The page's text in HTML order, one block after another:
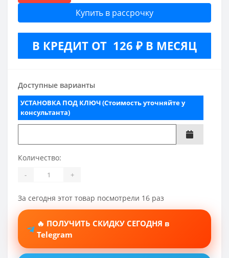
Купить в рассрочку
В КРЕДИТ ОТ 126 ₽ В МЕСЯЦ
Доступные варианты
УСТАНОВКА ПОД КЛЮЧ (Стоимость уточняйте у
консультанта)
Количество:
- +
За сегодня этот товар посмотрели 16 раз
🔥 ПОЛУЧИТЬ СКИДКУ СЕГОДНЯ в
Telegram